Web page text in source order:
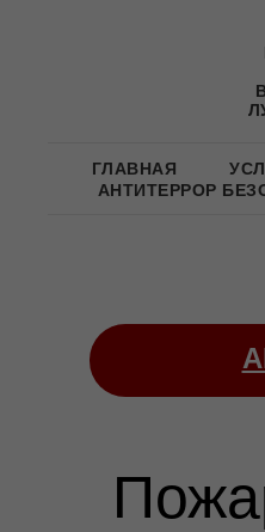
ГЛАВНАЯ
АНТИТЕРРОР